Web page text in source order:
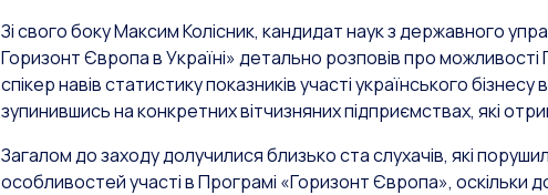
Зі свого боку Максим Колісник, кандидат наук з державного
Горизонт Європа в Україні» детально розповів про
спікер навів статистику показників участі українського
зупинившись на конкретних вітчизняних підприємствах, які
Загалом до заходу долучилися близько ста слухачів, які
особливостей участі в Програмі «Горизонт Європа», оскільки